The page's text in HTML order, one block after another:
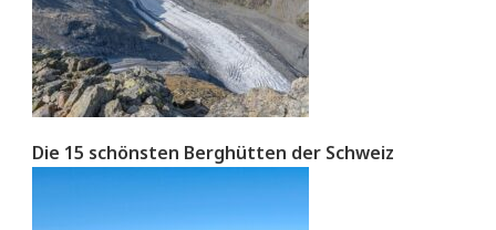
Die 15 schönsten Berghütten der Schweiz